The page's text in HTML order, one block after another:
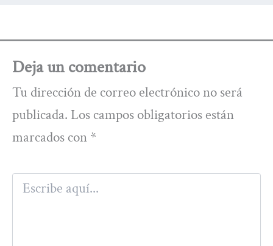
Deja un comentario
Tu dirección de correo electrónico no será
publicada. Los campos obligatorios están
marcados con *
Escribe
aquí...